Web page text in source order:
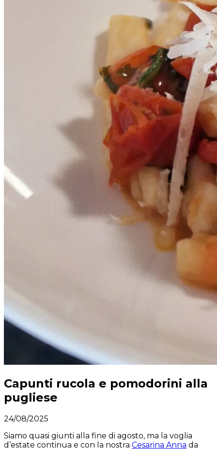
Capunti rucola e pomodorini alla
pugliese
24/08/2025
Siamo quasi giunti alla fine di agosto, ma la voglia
d’estate continua e con la nostra Cesarina Anna da